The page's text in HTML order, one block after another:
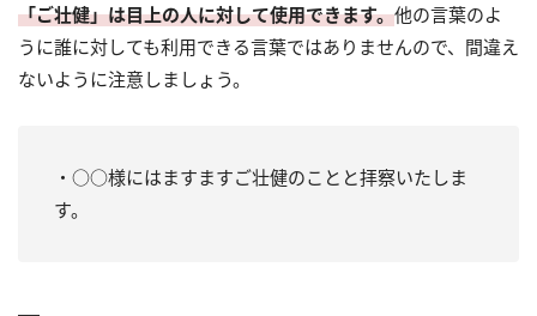
「ご壮健」は目上の人に対して使用できます。他の言葉のよ
うに誰に対しても利用できる言葉ではありませんので、間違え
ないように注意しましょう。
・○○様にはますますご壮健のことと拝察いたしま
す。